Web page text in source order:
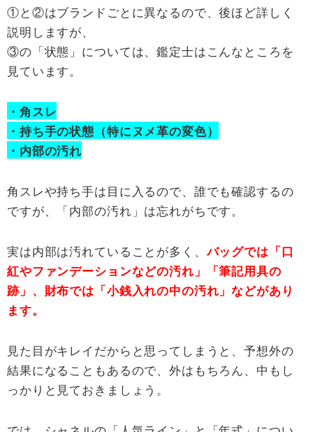
①と②はブランドごとに異なるので、後ほど詳しく
説明しますが、
③の「状態」については、鑑定士はこんなところを
見ています。
・角スレ
・持ち手の状態（特にヌメ革の変色）
・内部の汚れ
角スレや持ち手は目に入るので、誰でも確認するの
ですが、「内部の汚れ」は忘れがちです。
実は内部は汚れていることが多く、バッグでは「口
紅やファンデーションなどの汚れ」「筆記用具の
跡」、財布では「小銭入れの中の汚れ」などがあり
ます。
見た目がキレイだからと思ってしまうと、予想外の
結果になることもあるので、外はもちろん、中もし
っかりと見ておきましょう。